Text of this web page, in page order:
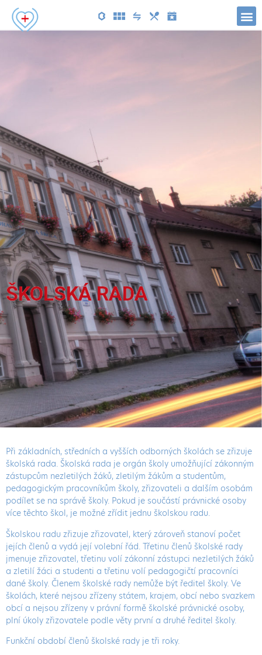
ŠKOLSKÁ RADA
Při základních, středních a vyšších odborných školách se zřizuje
školská rada. Školská rada je orgán školy umožňující zákonným
zástupcům nezletilých žáků, zletilým žákům a studentům,
pedagogickým pracovníkům školy, zřizovateli a dalším osobám
podílet se na správě školy. Pokud je součástí právnické osoby
více těchto škol, je možné zřídit jednu školskou radu.
Školskou radu zřizuje zřizovatel, který zároveň stanoví počet
jejích členů a vydá její volební řád. Třetinu členů školské rady
jmenuje zřizovatel, třetinu volí zákonní zástupci nezletilých žáků
a zletilí žáci a studenti a třetinu volí pedagogičtí pracovníci
dané školy. Členem školské rady nemůže být ředitel školy. Ve
školách, které nejsou zřízeny státem, krajem, obcí nebo svazkem
obcí a nejsou zřízeny v právní formě školské právnické osoby,
plní úkoly zřizovatele podle věty první a druhé ředitel školy.
Funkční období členů školské rady je tři roky.